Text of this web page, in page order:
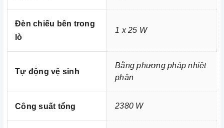
Đèn chiếu bên trong
lò
1 x 25 W
Tự động vệ sinh
Bằng phương pháp nhiệt
phân
Công suất tổng 2380 W